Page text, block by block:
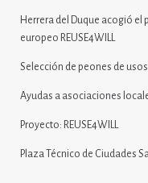
Herrera del Duque acogió
europeo REUSE4WILL
Selección de peones de
Ayudas a asociaciones
Proyecto: REUSE4WILL
Plaza Técnico de Ciudades